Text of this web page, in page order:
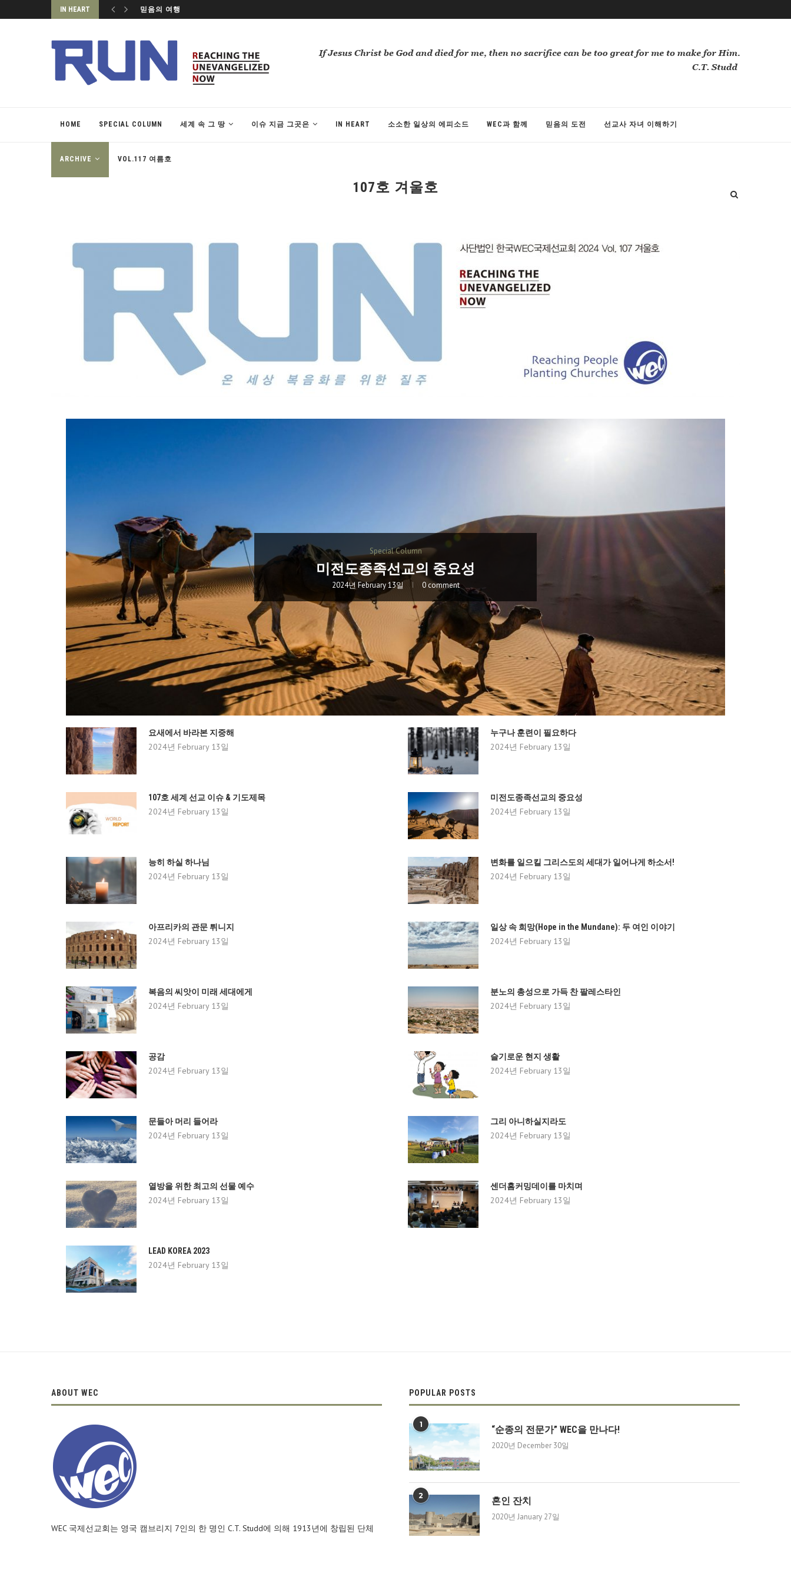
IN HEART 믿음의 여행
HOME SPECIAL COLUMN 세계 속 그 땅 이슈 지금 그곳은 IN HEART 소소한 일상의 에피소드 WEC과 함께 믿음의 도전 선교사 자녀 이해하기
ARCHIVE VOL.117 여름호
107호 겨울호
Special Column
미전도종족선교의 중요성
2024년 February 13일 0 comment
요새에서 바라본 지중해
2024년 February 13일
누구나 훈련이 필요하다
2024년 February 13일
107호 세계 선교 이슈 & 기도제목
2024년 February 13일
미전도종족선교의 중요성
2024년 February 13일
능히 하실 하나님
2024년 February 13일
변화를 일으킬 그리스도의 세대가 일어나게 하소서!
2024년 February 13일
아프리카의 관문 튀니지
2024년 February 13일
일상 속 희망(Hope in the Mundane): 두 여인 이야기
2024년 February 13일
복음의 씨앗이 미래 세대에게
2024년 February 13일
분노의 총성으로 가득 찬 팔레스타인
2024년 February 13일
공감
2024년 February 13일
슬기로운 현지 생활
2024년 February 13일
문들아 머리 들어라
2024년 February 13일
그리 아니하실지라도
2024년 February 13일
열방을 위한 최고의 선물 예수
2024년 February 13일
센더홈커밍데이를 마치며
2024년 February 13일
LEAD KOREA 2023
2024년 February 13일
ABOUT WEC
WEC 국제선교회는 영국 캠브리지 7인의 한 명인 C.T. Studd에 의해 1913년에 창립된 단체
POPULAR POSTS
1 “순종의 전문가” WEC을 만나다!
2020년 December 30일
2 혼인 잔치
2020년 January 27일